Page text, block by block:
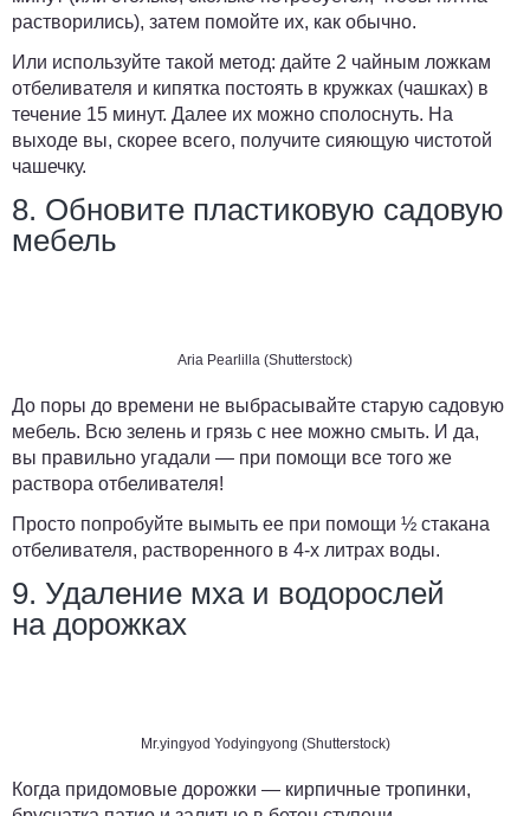
растворились), затем помойте их, как обычно.
Или используйте такой метод: дайте 2 чайным ложкам
отбеливателя и кипятка постоять в кружках (чашках) в
течение 15 минут. Далее их можно сполоснуть. На
выходе вы, скорее всего, получите сияющую чистотой
чашечку.
8. Обновите пластиковую садовую
мебель
Aria Pearlilla (Shutterstock)
До поры до времени не выбрасывайте старую садовую
мебель. Всю зелень и грязь с нее можно смыть. И да,
вы правильно угадали — при помощи все того же
раствора отбеливателя!
Просто попробуйте вымыть ее при помощи ½ стакана
отбеливателя, растворенного в 4-х литрах воды.
9. Удаление мха и водорослей
на дорожках
Mr.yingyod Yodyingyong (Shutterstock)
Когда придомовые дорожки — кирпичные тропинки,